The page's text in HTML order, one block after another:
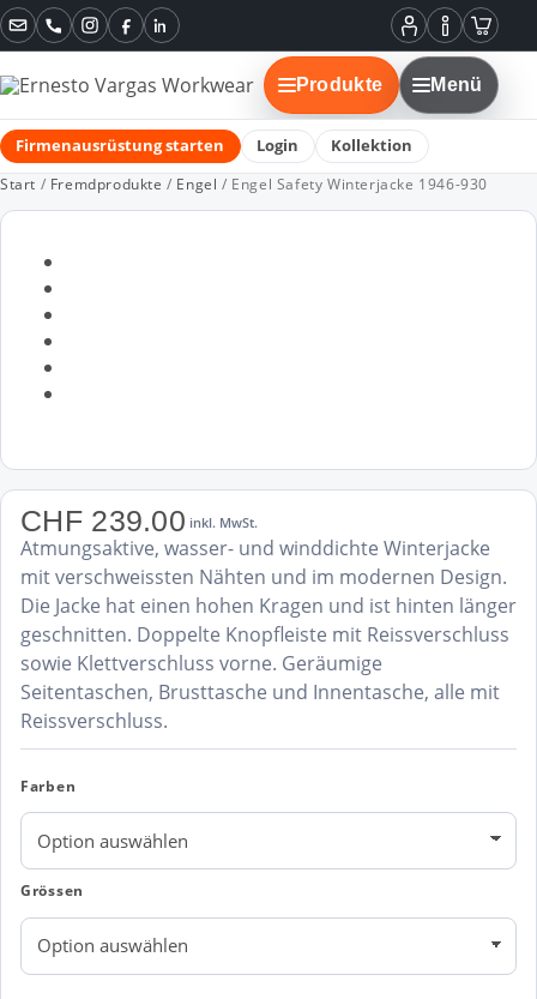
Mein
Konto
Informationen
Instagram
FacebookLinkedIn
Produkte Menü
Firmenausrüstung starten Login Kollektion
Start / Fremdprodukte / Engel / Engel Safety Winterjacke 1946-930
CHF239.00 inkl. MwSt.
Atmungsaktive, wasser- und winddichte Winterjacke
mit verschweissten Nähten und im modernen Design.
Die Jacke hat einen hohen Kragen und ist hinten länger
geschnitten. Doppelte Knopfleiste mit Reissverschluss
sowie Klettverschluss vorne. Geräumige
Seitentaschen, Brusttasche und Innentasche, alle mit
Reissverschluss.
Farben
Grössen